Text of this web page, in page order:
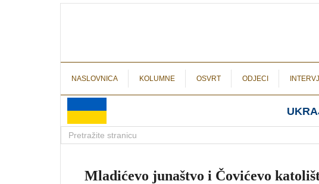
NASLOVNICA KOLUMNE OSVRT ODJECI
Mladićevo junaštvo i Čovićevo